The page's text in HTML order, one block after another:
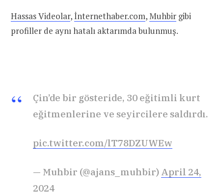
Hassas Videolar, İnternethaber.com,Muhbir gibi
profiller de aynı hatalı aktarımda bulunmuş.
Çin’de bir gösteride, 30 eğitimli kurt
eğitmenlerine ve seyircilere saldırdı.
pic.twitter.com/lT78DZUWEw
— Muhbir (@ajans_muhbir) April 24,
2024